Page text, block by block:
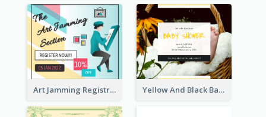
Art Jamming Registration Facebook Post Yellow And Black Baby Shower Facebook Post